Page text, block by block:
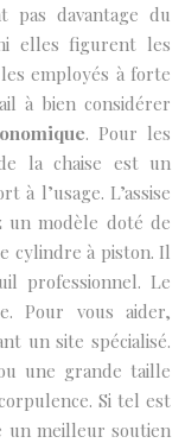
pas davantage du
elles figurent les
employés à forte
à bien considérer
. Pour les
la chaise est un
l’usage. L’assise
un modèle doté de
cylindre à piston. Il
professionnel. Le
Pour vous aider,
un site spécialisé.
une grande taille
Si tel est
un meilleur soutien